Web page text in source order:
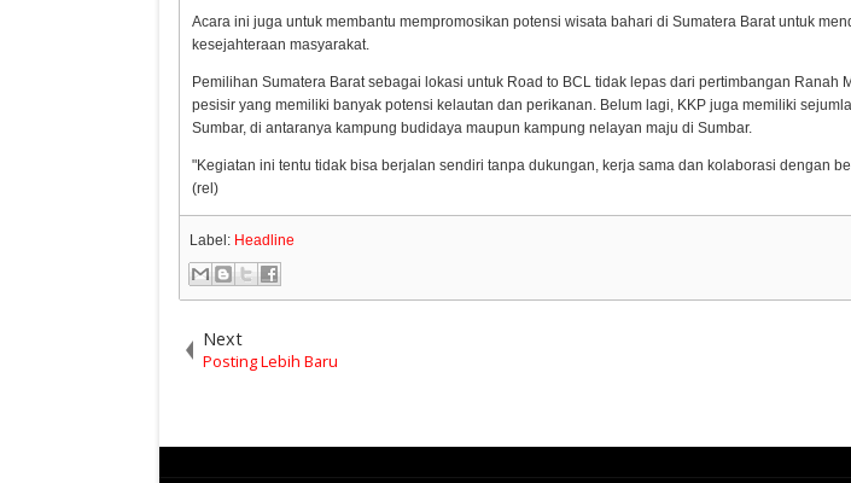
Acara ini juga untuk membantu mempromosikan potensi wisata bahari di Sumatera Barat untuk
kesejahteraan masyarakat.
Pemilihan Sumatera Barat sebagai lokasi untuk Road to BCL tidak lepas dari pertimbangan Ranah
pesisir yang memiliki banyak potensi kelautan dan perikanan. Belum lagi, KKP juga memiliki
Sumbar, di antaranya kampung budidaya maupun kampung nelayan maju di Sumbar.
"Kegiatan ini tentu tidak bisa berjalan sendiri tanpa dukungan, kerja sama dan kolaborasi dengan
(rel)
Label: Headline
Next
Posting Lebih Baru